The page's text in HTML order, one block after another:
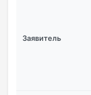
Заявитель